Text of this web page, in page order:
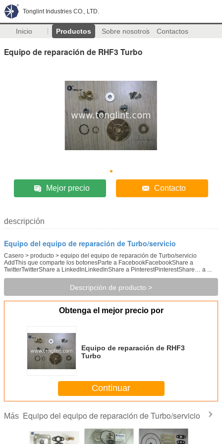
Tonglint Industries CO., LTD.
Inicio Productos Sobre nosotros Contactos
Equipo de reparación de RHF3 Turbo
Mejor precio Contacto
descripción
Equipo del equipo de reparación de Turbo/servicio
Casero > producto > equipo del equipo de reparación de Turbo/servicio
AddThis que comparte los botonesParte a FacebookFacebookShare a
TwitterTwitterShare a LinkedInLinkedInShare a PinterestPinterestShare… a ...
Descripción de producto >
Obtenga el mejor precio por
Equipo de reparación de RHF3
Turbo
Continuar
Más Equipo del equipo de reparación de Turbo/servicio